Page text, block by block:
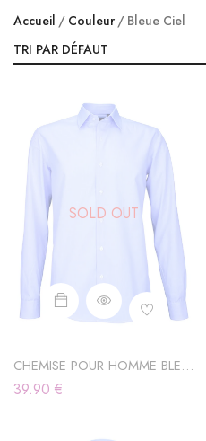
Accueil Couleur Bleue Ciel
SOLD OUT
CHEMISE POUR HOMME BLEU
CIEL
39.90 €